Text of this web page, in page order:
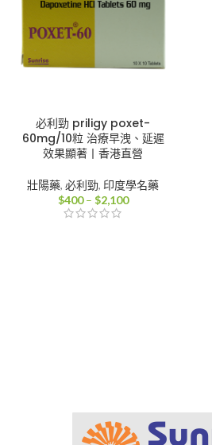
必利勁 priligy poxet-
60mg/10粒 治療早洩、延遲
效果顯著丨香港直營
壯陽藥, 必利勁, 印度學名藥
$400 – $2,100價